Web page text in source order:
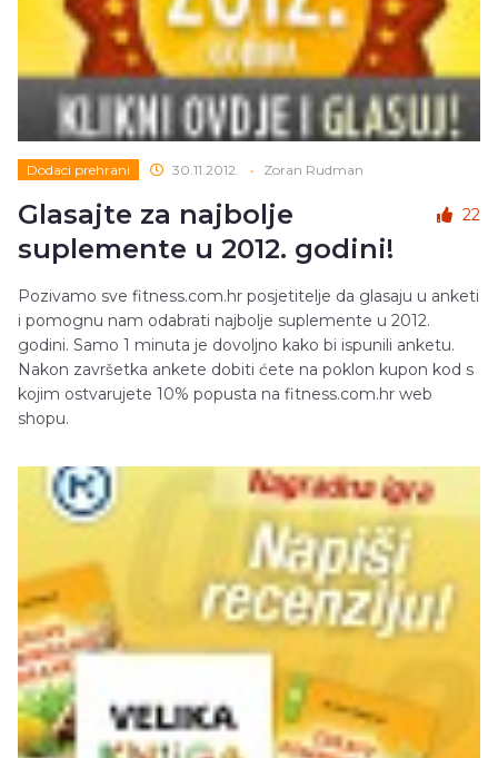
Dodaci prehrani 30.11.2012. • Zoran Rudman
Glasajte za najbolje
suplemente u 2012. godini!
22
Pozivamo sve fitness.com.hr posjetitelje da glasaju u anketi
i pomognu nam odabrati najbolje suplemente u 2012.
godini. Samo 1 minuta je dovoljno kako bi ispunili anketu.
Nakon završetka ankete dobiti ćete na poklon kupon kod s
kojim ostvarujete 10% popusta na fitness.com.hr web
shopu.